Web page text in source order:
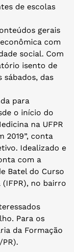
de escolas
gerais
com
social. Com
isento de
sábados, das
para
o início do
na UFPR
2019”, conta
Idealizado e
com a
Batel do Curso
no bairro
Para os
da Formação